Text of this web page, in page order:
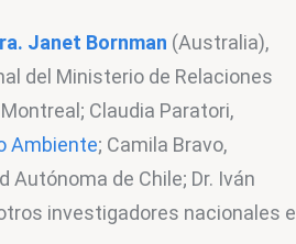
Janet Bornman (Australia),
del Ministerio de Relaciones
Claudia Paratori,
Ambiente; Camila Bravo,
de Chile; Dr. Iván
investigadores nacionales e